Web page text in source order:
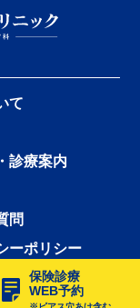
保険診療
WEB予約
て
診療案内
問
ーポリシー
Reserved.